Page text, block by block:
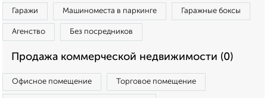
Гаражи Машиноместа в паркинге Гаражные боксы
Агенство Без посредников
Продажа коммерческой недвижимости (0)
Офисное помещение Торговое помещение